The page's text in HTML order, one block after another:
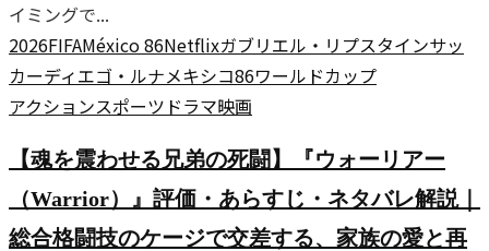
イミングで...
2026FIFAMéxico 86Netflixガブリエル・リプスタインサッ
カーディエゴ・ルナメキシコ86ワールドカップ
アクションスポーツ ドラマ映画
【魂を震わせる兄弟の死闘】『ウォーリアー
（Warrior）』評価・あらすじ・ネタバレ解説｜
総合格闘技のケージで交差する、家族の愛と再